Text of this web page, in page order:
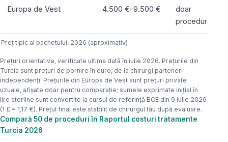
Preț tipic al pachetului, 2026 (aproximativ)
Europa de Vest 4.500 €-9.500 €
doar
procedura
Prețuri orientative, verificate ultima dată în iulie 2026. Prețurile din
Turcia sunt prețuri de pornire în euro, de la chirurgi parteneri
independenți. Prețurile din Europa de Vest sunt prețuri private
uzuale, afișate doar pentru comparație; sumele exprimate inițial în
lire sterline sunt convertite la cursul de referință BCE din 9 iulie 2026
(1 £ = 1,17 €). Prețul final este stabilit de chirurgul tău după evaluare.
Compară 50 de proceduri în Raportul costuri tratamente
Turcia 2026